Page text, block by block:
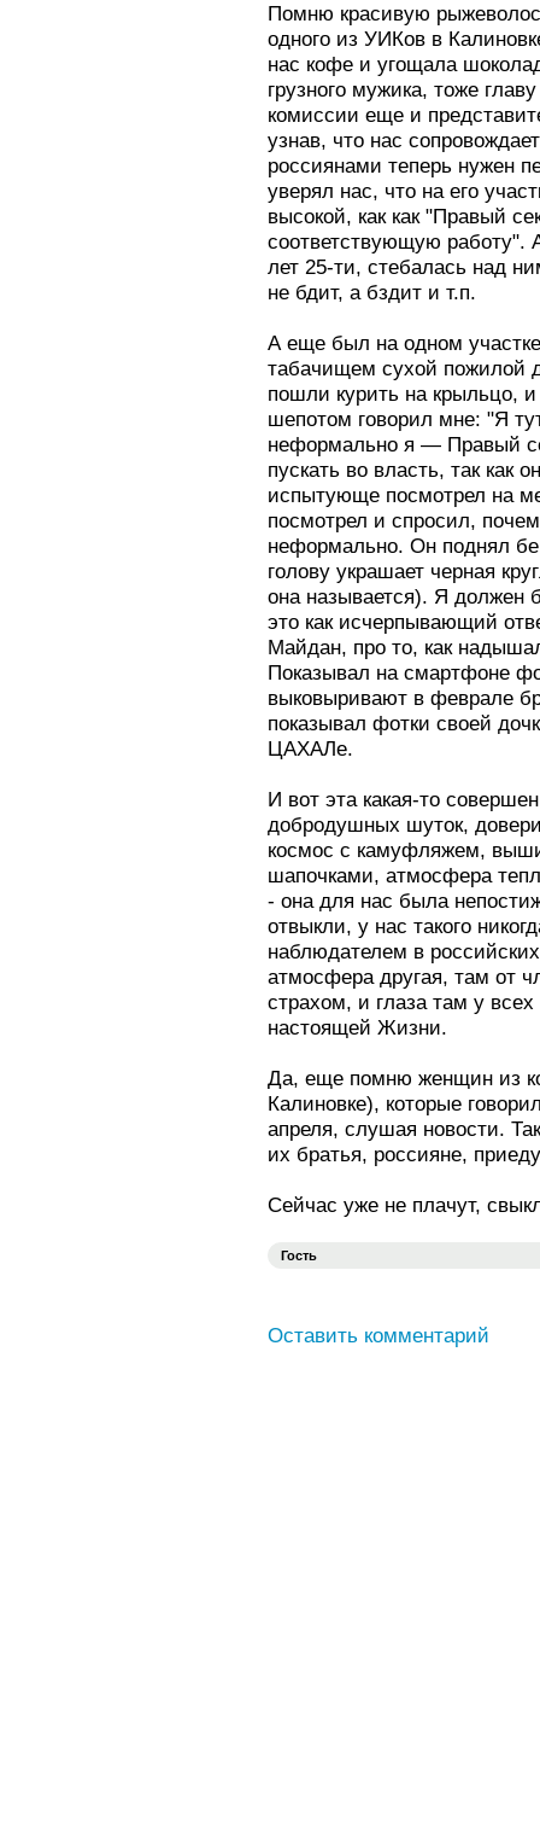
Помню красивую
одного из УИКов в
нас кофе и угощала
грузного мужика, тоже
комиссии еще и
узнав, что нас
россиянами теперь нужен
уверял нас, что на его
высокой, как как "Правый
соответствующую работу".
лет 25-ти, стебалась над
не бдит, а бздит и т.п.
А еще был на одном
табачищем сухой пожилой
пошли курить на крыльцо,
шепотом говорил мне: "Я
неформально я — Правый
пускать во власть, так как
испытующе посмотрел на
посмотрел и спросил,
неформально. Он поднял
голову украшает черная
она называется). Я должен
это как исчерпывающий
Майдан, про то, как
Показывал на смартфоне
выковыривают в феврале
показывал фотки своей
ЦАХАЛе.
И вот эта какая-то
добродушных шуток,
космос с камуфляжем,
шапочками, атмосфера
- она для нас была
отвыкли, у нас такого
наблюдателем в
атмосфера другая, там от
страхом, и глаза там у
настоящей Жизни.
Да, еще помню женщин из
Калиновке), которые
апреля, слушая новости.
их братья, россияне,
Сейчас уже не плачут,
Гость
Оставить комментарий